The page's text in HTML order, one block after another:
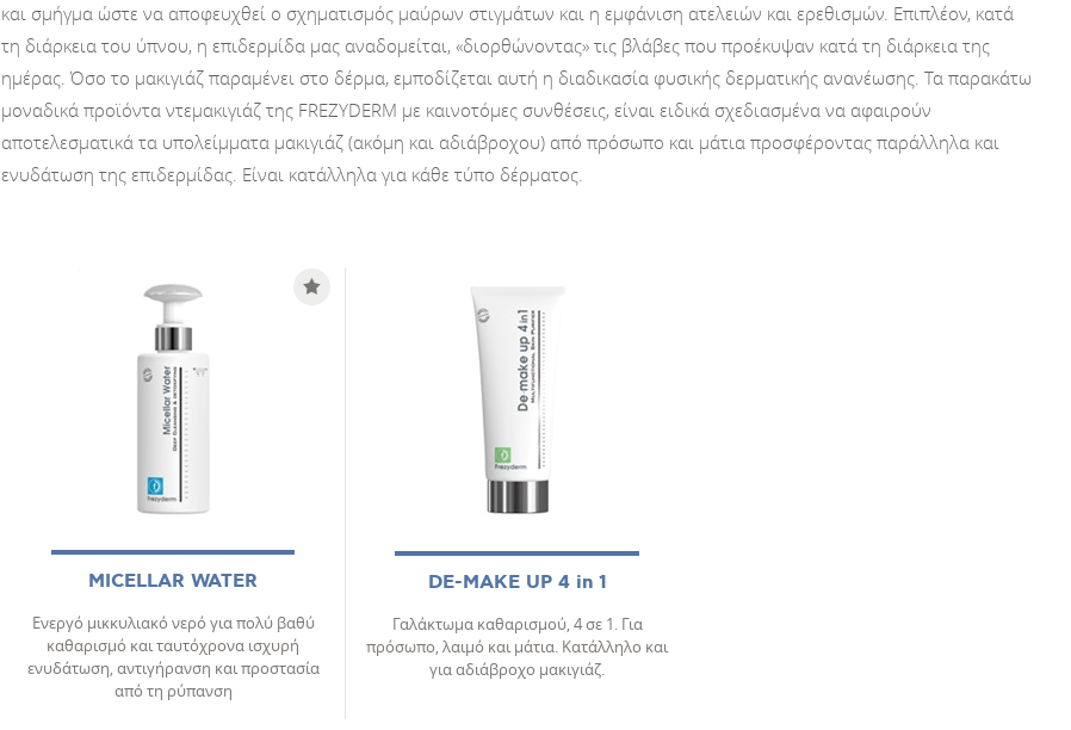
και σμήγμα ώστε να αποφευχθεί ο σχηματισμός μαύρων στιγμάτων και η εμφάνιση ατελειών και ερεθισμών. Επιπλέον, κατά
τη διάρκεια του ύπνου, η επιδερμίδα μας αναδομείται, «διορθώνοντας» τις βλάβες που προέκυψαν κατά τη διάρκεια της
ημέρας. Όσο το μακιγιάζ παραμένει στο δέρμα, εμποδίζεται αυτή η διαδικασία φυσικής δερματικής ανανέωσης. Τα παρακάτω
μοναδικά προϊόντα ντεμακιγιάζ της FREZYDERM με καινοτόμες συνθέσεις, είναι ειδικά σχεδιασμένα να αφαιρούν
αποτελεσματικά τα υπολείμματα μακιγιάζ (ακόμη και αδιάβροχου) από πρόσωπο και μάτια προσφέροντας παράλληλα και
ενυδάτωση της επιδερμίδας. Είναι κατάλληλα για κάθε τύπο δέρματος.
MICELLAR WATER
Ενεργό μικκυλιακό νερό για πολύ βαθύ
καθαρισμό και ταυτόχρονα ισχυρή
ενυδάτωση, αντιγήρανση και προστασία
από τη ρύπανση
DE-MAKE UP 4 in 1
Γαλάκτωμα καθαρισμού, 4 σε 1. Για
πρόσωπο, λαιμό και μάτια. Κατάλληλο και
για αδιάβροχο μακιγιάζ.